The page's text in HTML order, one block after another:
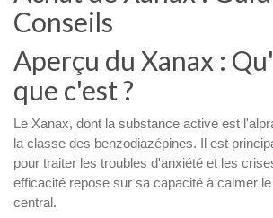
Conseils
Aperçu du Xanax :
que c'est ?
Le Xanax, dont la substance active est
la classe des benzodiazépines. Il est
pour traiter les troubles d'anxiété et les
efficacité repose sur sa capacité à calmer
central.